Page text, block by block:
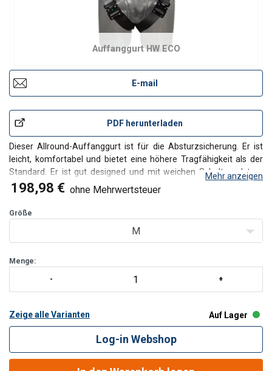
Auffanggurt HW ECO
E-mail
PDF herunterladen
Dieser Allround-Auffanggurt ist für die Absturzsicherung. Er ist
leicht, komfortabel und bietet eine höhere Tragfähigkeit als der
Standard. Er ist gut designed und mit weichen Schulterpolstern
ausgestattet. Der Auffanggurt ist sehr schnell und einfach
anzulegen und verfügt über hochwertige Kli
Mehr anzeigen
198,98 € ohne Mehrwertsteuer
Größe
M
Menge:
Zeige alle Varianten Auf Lager
Log-in Webshop